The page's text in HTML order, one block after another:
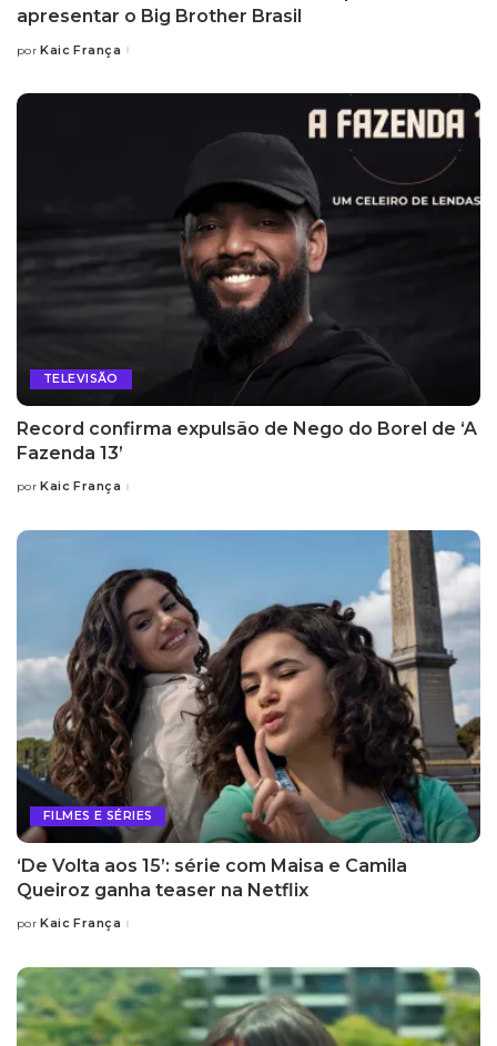
apresentar o Big Brother Brasil
Posted
por Kaic França
TELEVISÃO
Record confirma expulsão de Nego do Borel de ‘A
Fazenda 13’
Posted
por Kaic França
FILMES E SÉRIES
‘De Volta aos 15’: série com Maisa e Camila
Queiroz ganha teaser na Netflix
Posted
por Kaic França